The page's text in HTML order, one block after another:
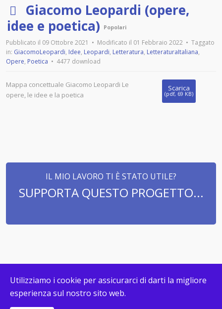
p
d
f
Giacomo Leopardi (opere,
idee e poetica)
Popolari
Pubblicato il 09 Ottobre 2021 Modificato il 01 Febbraio 2022
Taggato
in: GiacomoLeopardi, Idee, Leopardi, Letteratura, LetteraturaItaliana,
Opere, Poetica 4477 download
Scarica
(pdf, 69 KB)
Mappa concettuale Giacomo Leopardi Le
opere, le idee e la poetica
IL MIO LAVORO TI È STATO UTILE?
SUPPORTA QUESTO PROGETTO...
© COPYRIGHT MAPPECONCETTUALI.ORG 2026. DESIGN &
Utilizziamo i cookie per assicurarci di darti la migliore
esperienza sul nostro sito web.